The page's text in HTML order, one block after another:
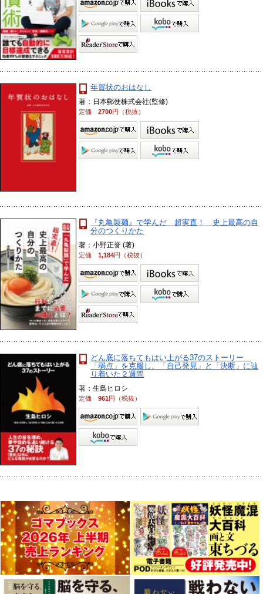
年賀状のおはなし
著：日本郵便株式会社(監修)
定価2700円（税抜）
『丸亀製麺』で学んだ 超実直！ 史上最高の自
分のつくりかた
著：小野正誉 (著)
定価1,184円（税抜）
どん底に落ちてもはい上がる37のストーリー
「弱点」を克服し、「自己発見」と「決断」に辿
り着いた２週間
著：生島ヒロシ
定価961円（税抜）